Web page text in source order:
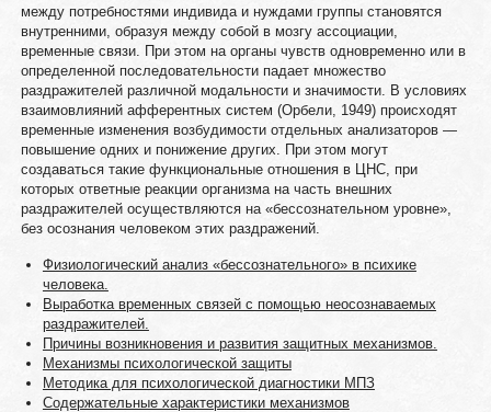
между потребностями индивида и нуждами группы становятся
внутренними, образуя между собой в мозгу ассоциации,
временные связи. При этом на органы чувств одновременно или в
определенной последовательности падает множество
раздражителей различной модальности и значимости. В условиях
взаимовлияний афферентных систем (Орбели, 1949) происходят
временные изменения возбудимости отдельных анализаторов —
повышение одних и понижение других. При этом могут
создаваться такие функциональные отношения в ЦНС, при
которых ответные реакции организма на часть внешних
раздражителей осуществляются на «бессознательном уровне»,
без осознания человеком этих раздражений.
Физиологический анализ «бессознательного» в психике
человека.
Выработка временных связей с помощью неосознаваемых
раздражителей.
Причины возникновения и развития защитных механизмов.
Механизмы психологической защиты
Методика для психологической диагностики МПЗ
Содержательные характеристики механизмов